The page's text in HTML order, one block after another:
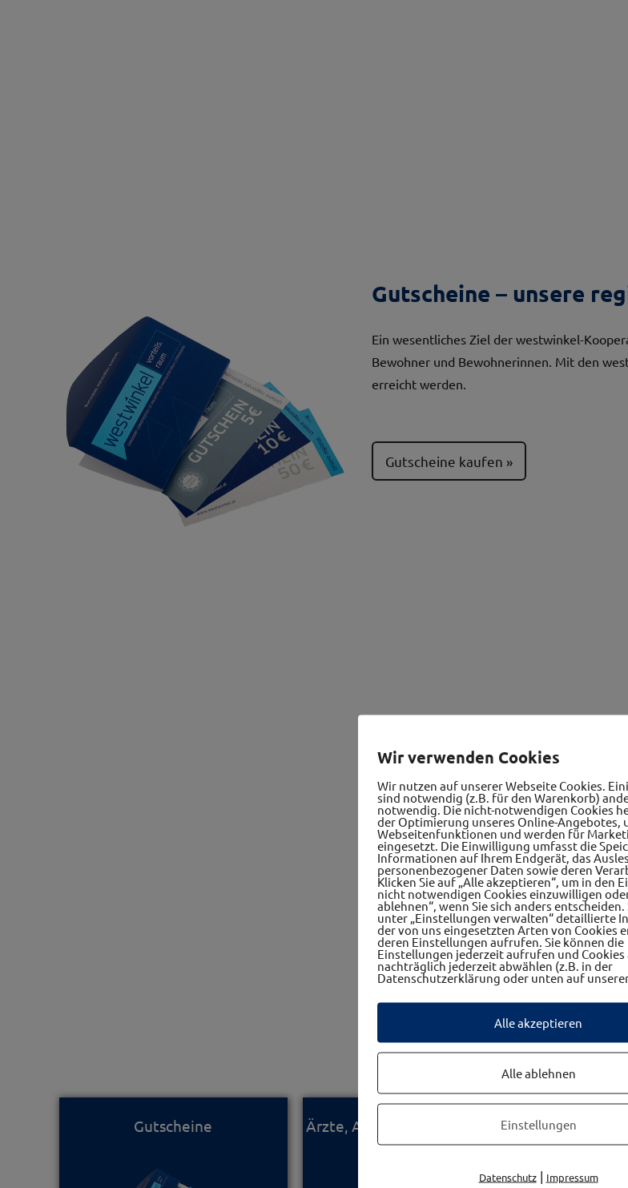
Gutscheine – unsere
Ein wesentliches Ziel der westwinkel-
Bewohner und Bewohnerinnen. Mit den
erreicht werden.
Gutscheine kaufen
westwinkel
Alle Betriebe
Gutscheine Ärzte, Apotheken, Therapeuten
Wir verwenden Cookies
Wir nutzen auf unserer Webseite Cookies.
sind notwendig (z.B. für den Warenkorb)
notwendig. Die nicht-notwendigen Cookies
der Optimierung unseres Online-Angebotes,
Webseitenfunktionen und werden für
eingesetzt. Die Einwilligung umfasst die
Informationen auf Ihrem Endgerät, das
personenbezogener Daten sowie deren
Klicken Sie auf „Alle akzeptieren“, um in den
nicht notwendigen Cookies einzuwilligen
ablehnen“, wenn Sie sich anders entscheiden.
unter „Einstellungen verwalten“ detaillierte
der von uns eingesetzten Arten von Cookies
deren Einstellungen aufrufen. Sie können die
Einstellungen jederzeit aufrufen und Cookies
nachträglich jederzeit abwählen (z.B. in der
Datenschutzerklärung oder unten auf
Alle akzeptieren
Alle ablehnen
Einstellungen
Datenschutz| Impressum